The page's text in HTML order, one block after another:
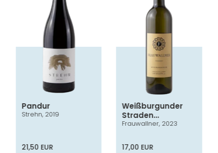
Pandur
Strehn, 2019
21,50 EUR
Weißburgunder
Straden
Vulkanland
Frauwallner, 2023
17,00 EUR